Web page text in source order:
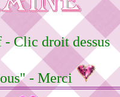
- Clic droit dessus
- Merci